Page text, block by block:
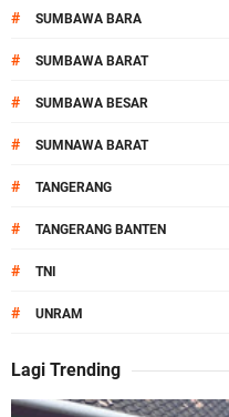
# SUMBAWA BARA
# SUMBAWA BARAT
# SUMBAWA BESAR
# SUMNAWA BARAT
# TANGERANG
# TANGERANG BANTEN
# TNI
# UNRAM
Lagi Trending